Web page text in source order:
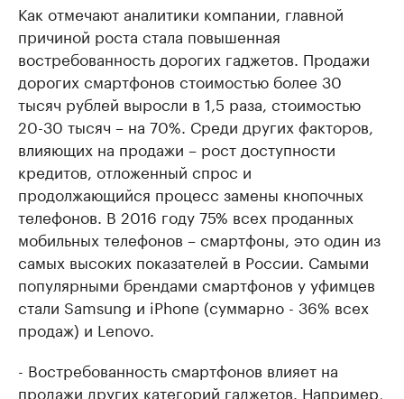
Как отмечают аналитики компании, главной
причиной роста стала повышенная
востребованность дорогих гаджетов. Продажи
дорогих смартфонов стоимостью более 30
тысяч рублей выросли в 1,5 раза, стоимостью
20-30 тысяч – на 70%. Среди других факторов,
влияющих на продажи – рост доступности
кредитов, отложенный спрос и
продолжающийся процесс замены кнопочных
телефонов. В 2016 году 75% всех проданных
мобильных телефонов – смартфоны, это один из
самых высоких показателей в России. Самыми
популярными брендами смартфонов у уфимцев
стали Samsung и iPhone (суммарно - 36% всех
продаж) и Lenovo.
- Востребованность смартфонов влияет на
продажи других категорий гаджетов. Например,